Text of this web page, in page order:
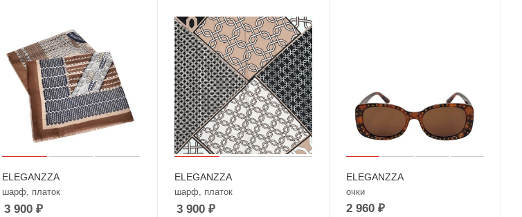
ELEGANZZA
шарф, платок
3 900 ₽
ELEGANZZA
шарф, платок
3 900₽
ELEGANZZA
очки
2 960₽